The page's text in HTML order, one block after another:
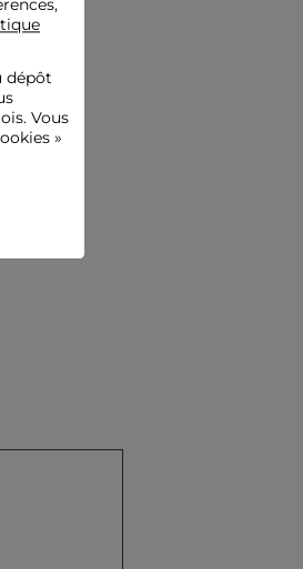
Lavez la robe à 30°C en cycle ultra
fibres du tissu. Le lavage à sec et
vapeur, qui est fortement déconseillée.
Référence : 32536311048181191 261-RCARL
Catégorie :
dépôt
Vous
»